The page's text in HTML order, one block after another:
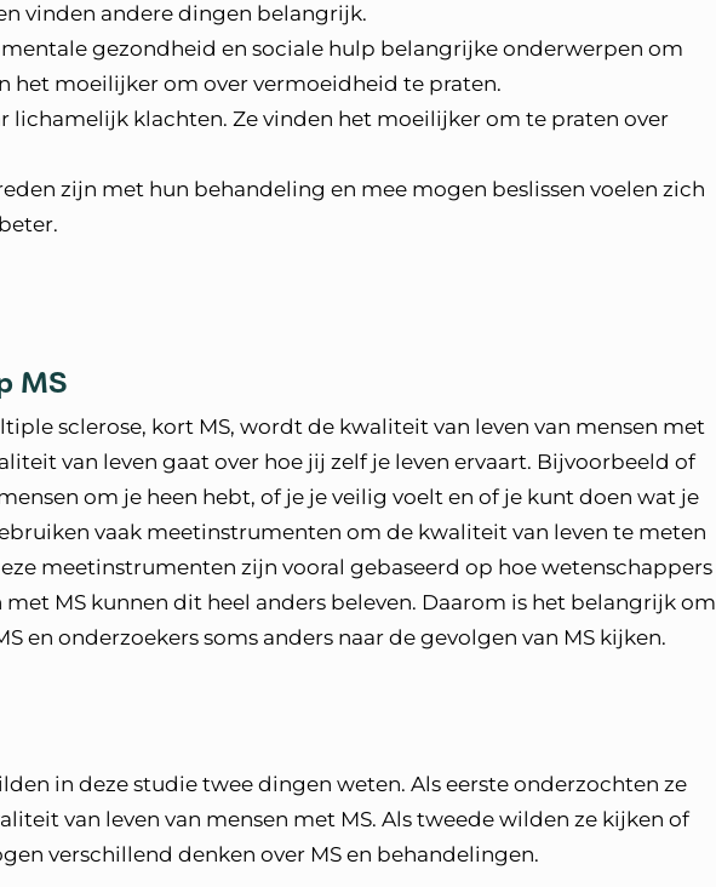
vinden andere dingen belangrijk.
mentale gezondheid en sociale hulp belangrijke onderwerpen om
het moeilijker om over vermoeidheid te praten.
lichamelijk klachten. Ze vinden het moeilijker om te praten over
zijn met hun behandeling en mee mogen beslissen voelen zich
MS
sclerose, kort MS, wordt de kwaliteit van leven van mensen met
van leven gaat over hoe jij zelf je leven ervaart. Bijvoorbeeld of
om je heen hebt, of je je veilig voelt en of je kunt doen wat je
vaak meetinstrumenten om de kwaliteit van leven te meten
meetinstrumenten zijn vooral gebaseerd op hoe wetenschappers
met MS kunnen dit heel anders beleven. Daarom is het belangrijk om
en onderzoekers soms anders naar de gevolgen van MS kijken.
in deze studie twee dingen weten. Als eerste onderzochten ze
van leven van mensen met MS. Als tweede wilden ze kijken of
verschillend denken over MS en behandelingen.